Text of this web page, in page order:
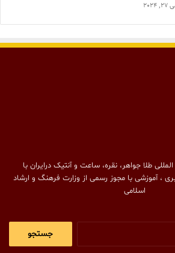
2024
طلا جواهر، نقره، ساعت و آنتیک درایران با
، آموزشی با مجوز رسمی از وزارت فرهنگ و ارشاد
اسلامی